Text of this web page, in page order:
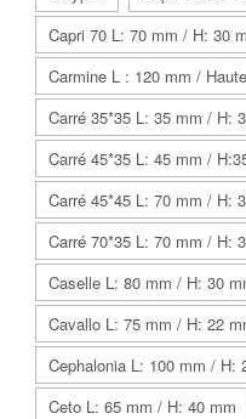
Capri 70 L: 70 mm / H: 30
Carmine L : 120 mm /
Carré 35*35 L: 35 mm / H:
Carré 45*35 L: 45 mm /
Carré 45*45 L: 70 mm / H:
Carré 70*35 L: 70 mm / H:
Caselle L: 80 mm / H: 30
Cavallo L: 75 mm / H: 22
Cephalonia L: 100 mm / H:
Ceto L: 65 mm / H: 40 mm